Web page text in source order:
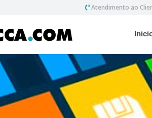
Atendimento ao